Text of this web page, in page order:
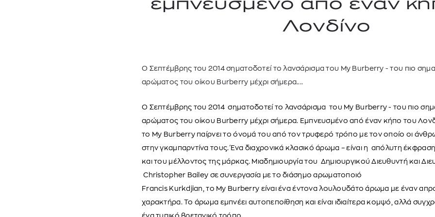
TOM FORD
365,00 € OFFER
MIU MIU
421,00
MC2 SAINT
120,00 €
εμπνευσμένο από έναν
Λονδίνο
Ο Σεπτέμβρης του 2014 σηματοδοτεί το λανσάρισμα του My Burberry - του πιο
αρώματος του οίκου Burberry μέχρι σήμερα....
Ο Σεπτέμβρης του 2014 σηματοδοτεί το λανσάρισμα του My Burberry - του πιο
αρώματος του οίκου Burberry μέχρι σήμερα. Εμπνευσμένο από έναν κήπο του
το My Burberry παίρνει το όνομά του από τον τρυφερό τρόπο με τον οποίο οι
στην γκαμπαρντίνα τους. Ένα διαχρονικά κλασικό άρωμα – είναι η απόλυτη
και του μέλλοντος της μάρκας. Μιαδημιουργία του Δημιουργικού Διευθυντή και
Christopher Bailey σε συνεργασία με το διάσημο αρωματοποιό
Francis Kurkdjian, το My Burberry είναι ένα έντονα λουλουδάτο άρωμα με έναν
χαρακτήρα. Το άρωμα εμπνέει αυτοπεποίθηση και είναι ιδιαίτερα κομψό, αλλά
ένα τυπικό βρετανικό τρόπο.